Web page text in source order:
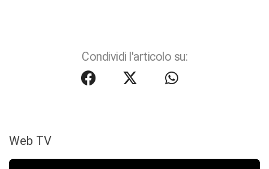
Condividi l'articolo su:
Web TV